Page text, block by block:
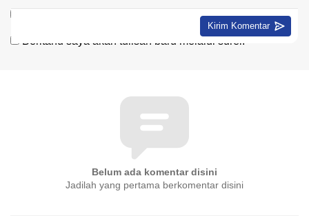
Beritahu saya akan tindak lanjut komentar melalui surel.
Beritahu saya akan tulisan baru melalui surel.
Belum ada komentar disini
Jadilah yang pertama berkomentar disini